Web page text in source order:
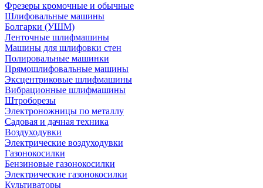
Фрезеры кромочные и обычные
Шлифовальные машины
Болгарки (УШМ)
Ленточные шлифмашины
Машины для шлифовки стен
Полировальные машинки
Прямошлифовальные машины
Эксцентриковые шлифмашины
Вибрационные шлифмашины
Штроборезы
Электроножницы по металлу
Садовая и дачная техника
Воздуходувки
Электрические воздуходувки
Газонокосилки
Бензиновые газонокосилки
Электрические газонокосилки
Культиваторы